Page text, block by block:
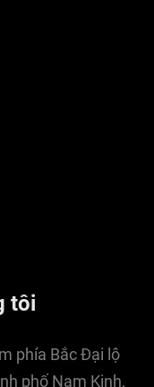
tôi
phía Bắc Đại lộ
phố Nam Kinh,